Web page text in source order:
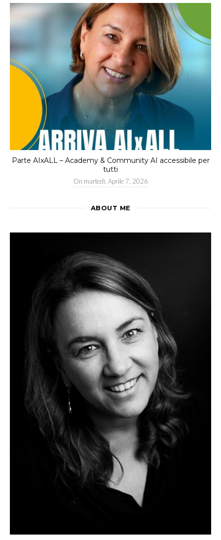
Parte AIxALL – Academy & Community AI accessibile per
tutti
On martedì, Aprile 7, 2026
ABOUT ME